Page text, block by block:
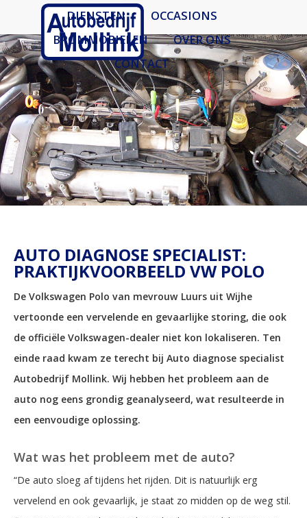
DIENSTEN
OCCASIONS
BROMMOBIELEN
OVER ONS
CONTACT
AUTO DIAGNOSE SPECIALIST:
PRAKTIJKVOORBEELD VW POLO
De Volkswagen Polo van mevrouw Luurs uit Wijhe
vertoonde een vervelende en gevaarlijke storing, die ook
de officiële Volkswagen-dealer niet kon lokaliseren. Ten
einde raad kwam ze terecht bij Auto diagnose specialist
Autobedrijf Mollink. Wij hebben het probleem aan de
auto nog eens grondig geanalyseerd, wat resulteerde in
een eenvoudige oplossing.
Wat was het probleem met de auto?
“De auto sloeg af tijdens het rijden. Dit is natuurlijk erg
vervelend en ook gevaarlijk, je staat zo midden op de weg stil.